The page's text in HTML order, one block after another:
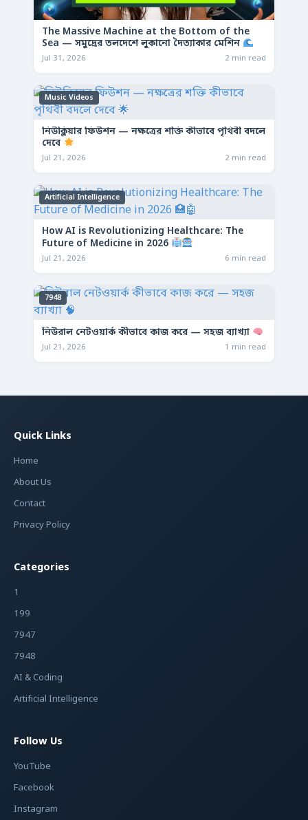
The Massive Machine at the Bottom of the
Sea — সমুদ্রের তলদেশে লুকানো দৈত্যাকার মেশিন
Jul 31, 2026 2 min read
Music Videos
নিউক্লিয়ার ফিউশন — নক্ষত্রের শক্তি কীভাবে পৃথিবী বদলে
দেবে
Jul 21, 2026 2 min read
Artificial Intelligence
How AI is Revolutionizing Healthcare: The
Future of Medicine in 2026
Jul 21, 2026 6 min read
7948
নিউরাল নেটওয়ার্ক কীভাবে কাজ করে — সহজ ব্যাখ্যা
Jul 21, 2026 1 min read
Quick Links
Home
About Us
Contact
Privacy Policy
Categories
1
199
7947
7948
AI & Coding
Artificial Intelligence
Follow Us
YouTube
Facebook
Instagram